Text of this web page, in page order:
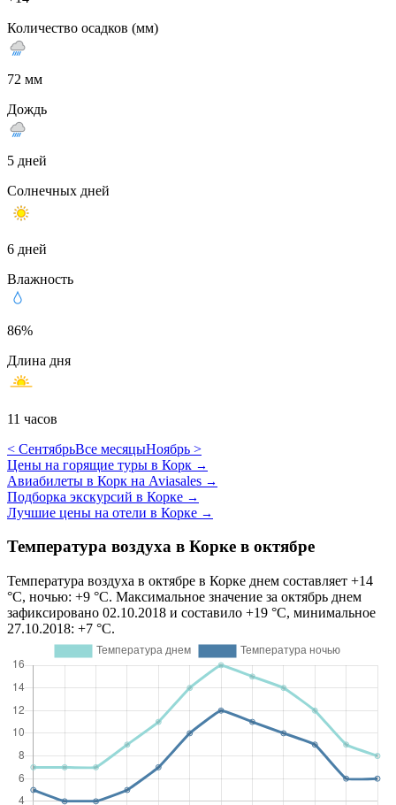
Количество осадков (мм)
72 мм
Дождь
5 дней
Солнечных дней
6 дней
Влажность
86%
Длина дня
11 часов
< СентябрьВсе месяцыНоябрь >
Цены на горящие туры в Корк →
Авиабилеты в Корк на Aviasales →
Подборка экскурсий в Корке →
Лучшие цены на отели в Корке →
Температура воздуха в Корке в октябре
Температура воздуха в октябре в Корке днем составляет +14
°C, ночью: +9 °C. Максимальное значение за октябрь днем
зафиксировано 02.10.2018 и составило +19 °C, минимальное
27.10.2018: +7 °C.